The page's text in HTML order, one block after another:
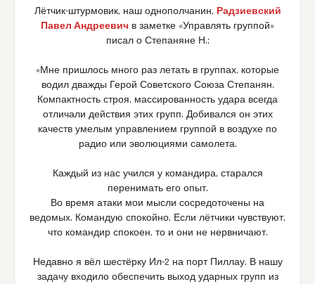
Лётчик-штурмовик, наш однополчанин, Радзиевский
Павел Андреевич в заметке «Управлять группой»
писал о Степаняне Н.:
«Мне пришлось много раз летать в группах, которые
водил дважды Герой Советского Союза Степанян.
Компактность строя, массированность удара всегда
отличали действия этих групп. Добивался он этих
качеств умелым управлением группой в воздухе по
радио или эволюциями самолета.
Каждый из нас учился у командира, старался
перенимать его опыт.
Во время атаки мои мысли сосредоточены на
ведомых. Командую спокойно. Если лётчики чувствуют,
что командир спокоен, то и они не нервничают.
Недавно я вёл шестёрку Ил-2 на порт Пиллау. В нашу
задачу входило обеспечить выход ударных групп из